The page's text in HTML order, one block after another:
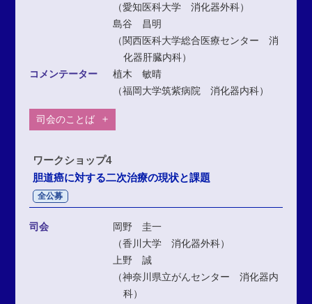
（愛知医科大学 消化器外科）
島谷 昌明
（関西医科大学総合医療センター 消
化器肝臓内科）
コメンテーター
植木 敏晴
（福岡大学筑紫病院 消化器内科）
司会のことば
ワークショップ4
胆道癌に対する二次治療の現状と課題
全公募
司会
岡野 圭一
（香川大学 消化器外科）
上野 誠
（神奈川県立がんセンター 消化器内
科）